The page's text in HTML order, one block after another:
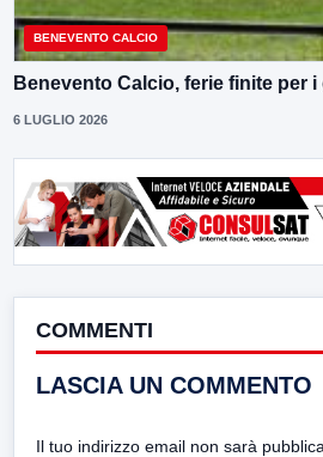
BENEVENTO CALCIO
Benevento Calcio, ferie finite per
6 LUGLIO 2026
COMMENTI
LASCIA UN COMMENTO
Il tuo indirizzo email non sarà